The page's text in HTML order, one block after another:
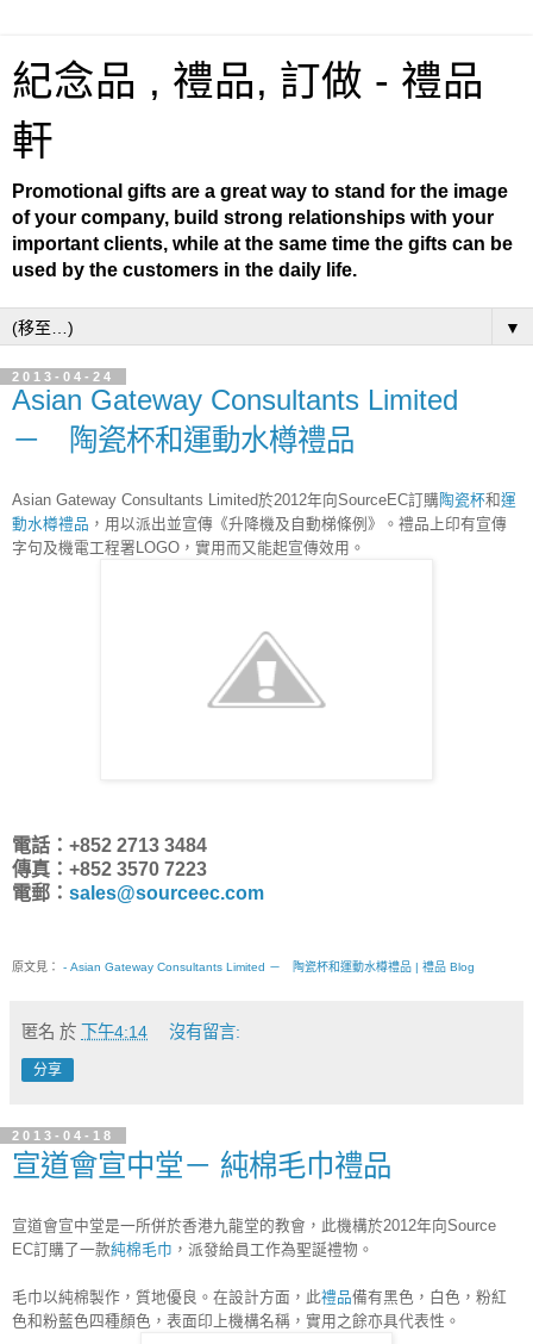
紀念品 , 禮品, 訂做 - 禮品
軒
Promotional gifts are a great way to stand for the image
of your company, build strong relationships with your
important clients, while at the same time the gifts can be
used by the customers in the daily life.
▼
2013-04-24
Asian Gateway Consultants Limited
－ 陶瓷杯和運動水樽禮品
Asian Gateway Consultants Limited於2012年向SourceEC訂購 陶瓷杯和運
動水樽禮品 ，用以派出並宣傳《升降機及自動梯條例》。禮品上印有宣傳
字句及機電工程署LOGO，實用而又能起宣傳效用。
電話：+852 2713 3484
傳真：+852 3570 7223
電郵： sales@sourceec.com
原文見： - Asian Gateway Consultants Limited － 陶瓷杯和運動水樽禮品 | 禮品 Blog
匿名 於 下午4:14 沒有留言:
分享
2013-04-18
宣道會宣中堂－ 純棉毛巾禮品
宣道會宣中堂是一所併於香港九龍堂的教會，此機構於2012年向Source
EC訂購了一款純棉毛巾 ，派發給員工作為聖誕禮物。
毛巾以純棉製作，質地優良。在設計方面，此禮品備有黑色，白色，粉紅
色和粉藍色四種顏色，表面印上機構名稱，實用之餘亦具代表性。